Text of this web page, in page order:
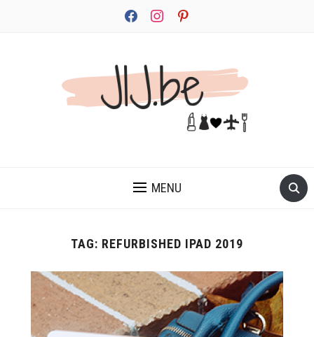
facebookinstagrampinterest
MENU
TAG: REFURBISHED IPAD 2019